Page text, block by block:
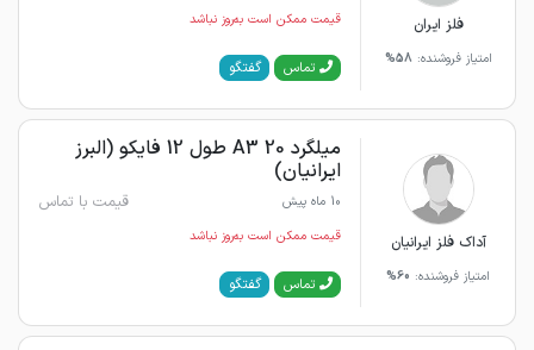
فلز ایران
امتیاز فروشنده: 58%
قیمت ممکن است به‌روز نباشد
تماس گفتگو
آداک فلز ایرانیان
امتیاز فروشنده: 60%
میلگرد 20 A3 طول 12 فایکو (البرز
ایرانیان)
10 ماه پیش قیمت با تماس
قیمت ممکن است به‌روز نباشد
تماس گفتگو